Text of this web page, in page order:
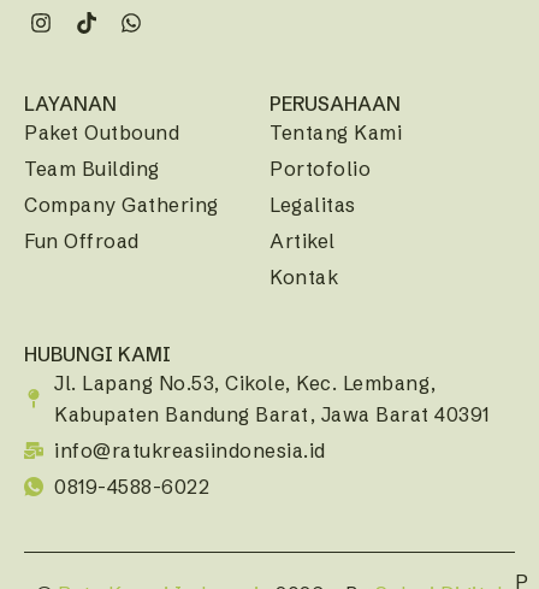
LAYANAN
Paket Outbound
Team Building
Company Gathering
Fun Offroad
PERUSAHAAN
Tentang Kami
Portofolio
Legalitas
Artikel
Kontak
HUBUNGI KAMI
Jl. Lapang No.53, Cikole, Kec. Lembang,
Kabupaten Bandung Barat, Jawa Barat 40391
info@ratukreasiindonesia.id
0819-4588-6022
P